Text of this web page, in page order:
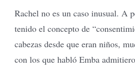
Rachel no es un caso inusual. A
tenido el concepto de
cabezas desde que eran niños,
con los que habló Emba